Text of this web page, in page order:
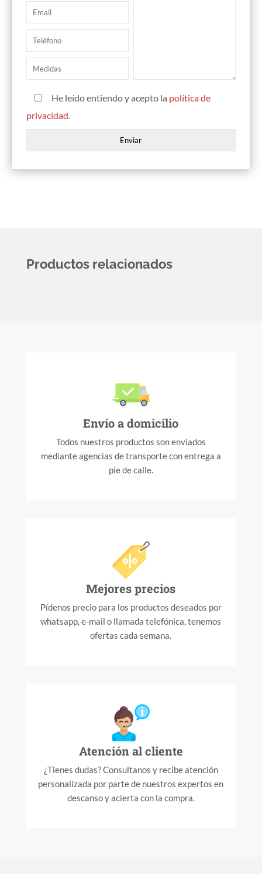
He leído entiendo y acepto la política de
privacidad.
Productos relacionados
Envío a domicilio
Todos nuestros productos son enviados
mediante agencias de transporte con entrega a
pie de calle.
Mejores precios
Pídenos precio para los productos deseados por
whatsapp, e-mail o llamada telefónica, tenemos
ofertas cada semana.
Atención al cliente
¿Tienes dudas? Consultanos y recibe atención
personalizada por parte de nuestros expertos en
descanso y acierta con la compra.